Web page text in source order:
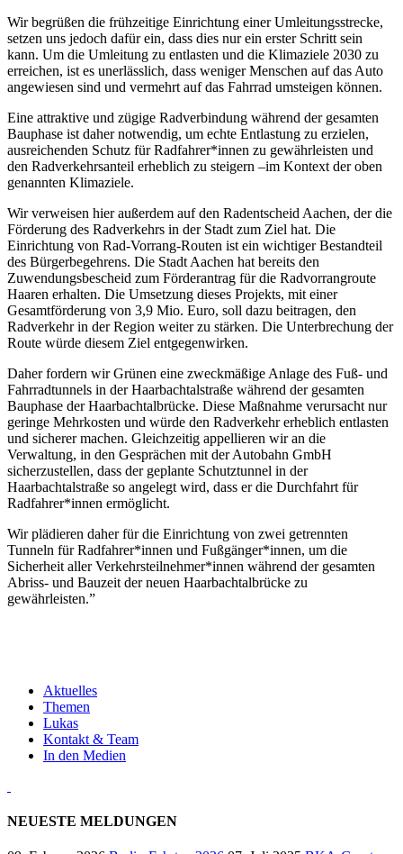
Wir begrüßen die frühzeitige Einrichtung einer Umleitungsstrecke,
setzen uns jedoch dafür ein, dass dies nur ein erster Schritt sein
kann. Um die Umleitung zu entlasten und die Klimaziele 2030 zu
erreichen, ist es unerlässlich, dass weniger Menschen auf das Auto
angewiesen sind und vermehrt auf das Fahrrad umsteigen können.
Eine attraktive und zügige Radverbindung während der gesamten
Bauphase ist daher notwendig, um echte Entlastung zu erzielen,
ausreichenden Schutz für Radfahrer*innen zu gewährleisten und
den Radverkehrsanteil erheblich zu steigern –im Kontext der oben
genannten Klimaziele.
Wir verweisen hier außerdem auf den Radentscheid Aachen, der die
Förderung des Radverkehrs in der Stadt zum Ziel hat. Die
Einrichtung von Rad-Vorrang-Routen ist ein wichtiger Bestandteil
des Bürgerbegehrens. Die Stadt Aachen hat bereits den
Zuwendungsbescheid zum Förderantrag für die Radvorrangroute
Haaren erhalten. Die Umsetzung dieses Projekts, mit einer
Gesamtförderung von 3,9 Mio. Euro, soll dazu beitragen, den
Radverkehr in der Region weiter zu stärken. Die Unterbrechung der
Route würde diesem Ziel entgegenwirken.
Daher fordern wir Grünen eine zweckmäßige Anlage des Fuß- und
Fahrradtunnels in der Haarbachtalstraße während der gesamten
Bauphase der Haarbachtalbrücke. Diese Maßnahme verursacht nur
geringe Mehrkosten und würde den Radverkehr erheblich entlasten
und sicherer machen. Gleichzeitig appellieren wir an die
Verwaltung, in den Gesprächen mit der Autobahn GmbH
sicherzustellen, dass der geplante Schutztunnel in der
Haarbachtalstraße so angelegt wird, dass er die Durchfahrt für
Radfahrer*innen ermöglicht.
Wir plädieren daher für die Einrichtung von zwei getrennten
Tunneln für Radfahrer*innen und Fußgänger*innen, um die
Sicherheit aller Verkehrsteilnehmer*innen während der gesamten
Abriss- und Bauzeit der neuen Haarbachtalbrücke zu
gewährleisten.”
Aktuelles
Themen
Lukas
Kontakt & Team
In den Medien
NEUESTE MELDUNGEN